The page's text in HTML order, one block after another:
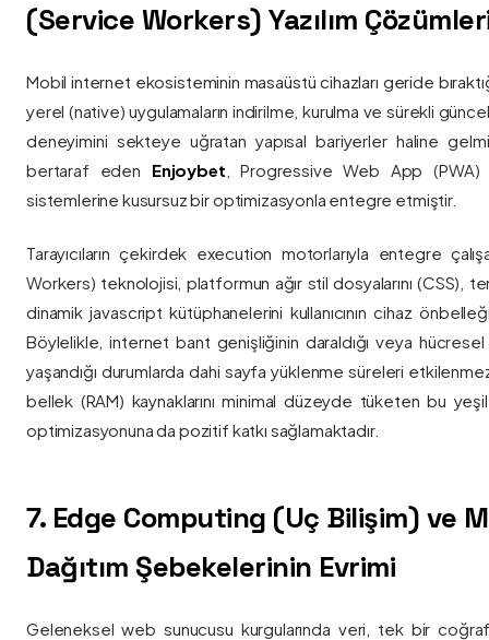
(Service Workers) Yazılım
Mobil internet ekosisteminin masaüstü cihazları geride
yerel (native) uygulamaların indirilme, kurulma ve sürekli
deneyimini sekteye uğratan yapısal bariyerler haline
bertaraf eden Enjoybet , Progressive Web App (PWA)
sistemlerine kusursuz bir optimizasyonla entegre etmiştir.
Tarayıcıların çekirdek execution motorlarıyla entegre
Workers) teknolojisi, platformun ağır stil dosyalarını (CSS),
dinamik javascript kütüphanelerini kullanıcının cihaz
Böylelikle, internet bant genişliğinin daraldığı veya
yaşandığı durumlarda dahi sayfa yüklenme süreleri
bellek (RAM) kaynaklarını minimal düzeyde tüketen bu yeşil
optimizasyonuna da pozitif katkı sağlamaktadır.
7. Edge Computing (Uç Bilişim) ve
Dağıtım Şebekelerinin Evrimi
Geleneksel web sunucusu kurgularında veri, tek bir